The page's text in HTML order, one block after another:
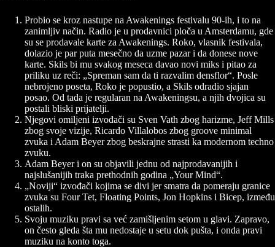
Probio se kroz nastupe na Awakenings festivalu 90-ih, i to na
zanimljiv način. Radio je u prodavnici ploča u Amsterdamu, gde
su se prodavale karte za Awakenings. Roko, vlasnik festivala,
dolazio je par puta mesečno da uzme pazar i da donese nove
karte. Skils bi mu svakog meseca davao novi miks i pitao za
priliku uz reči: „Spreman sam da ti razvalim densflor“. Posle
nebrojeno poseta, Roko je popustio, a Skils odradio sjajan
posao. Od tada je regularan na Awakeningsu, a njih dvojica su
postali bliski prijatelji.
Njegovi omiljeni izvođači su Sven Vath zbog harizme, Jeff Mills
zbog svoje vizije, Ricardo Villalobos zbog groove minimal
zvuka i Adam Beyer zbog beskrajne strasti ka modernom techno
zvuku.
Adam Beyer i on su objavili jednu od najprodavanijih i
najslušanijih traka prethodnih godina „Your Mind“.
„Noviji“ izvođači kojima se divi jer smatra da pomeraju granice
zvuka su Four Tet, Floating Points, Jon Hopkins i Bicep, između
ostalih.
Svoju muziku pravi sa već zamišljenim setom u glavi. Zapravo,
on često gleda šta mu nedostaje u setu dok pušta, i onda pravi
muziku na konto toga.